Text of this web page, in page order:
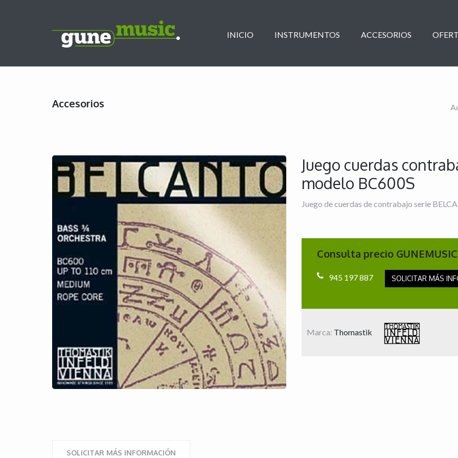
INICIO INSTRUMENTOS ACCESORIOS
Accesorios
Juego cuerdas
modelo BC600S
Juego de cuerdas de contrabajo serie
Consulta precio GUNEMUSIC
945 197 887 SOLICITAR MÁS
Marca: Thomastik
SOLICITAR MÁS INFORMACIÓN